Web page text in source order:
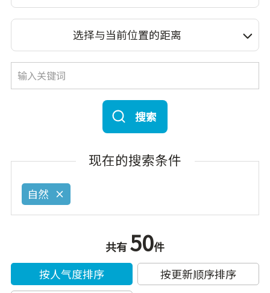
选择与当前位置的距离
搜索
现在的搜索条件
自然
共有50件
按人气度排序
按更新顺序排序